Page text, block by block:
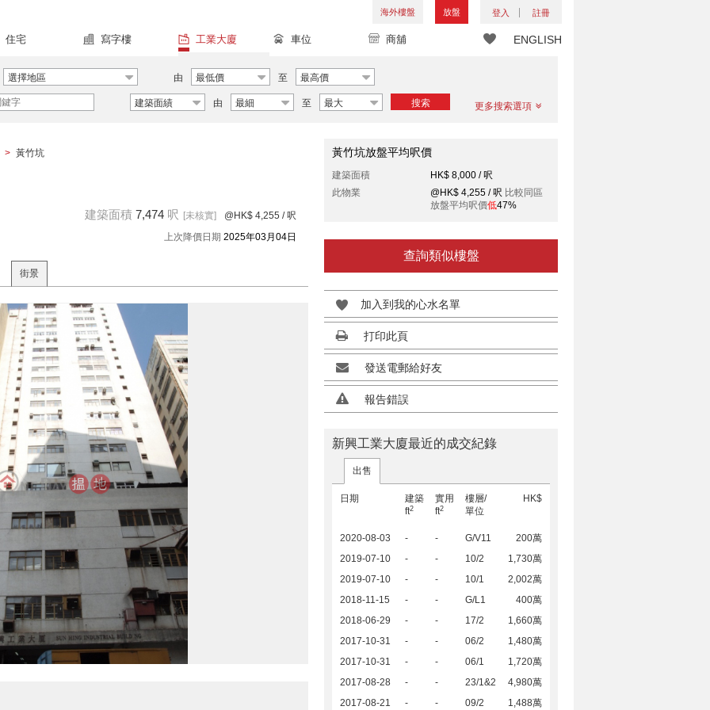
海外樓盤 放盤 登入 註冊
ENGLISH
住宅 寫字樓 工業大廈 車位 商舖
選擇地區 由 最低價 至 最高價
建築面績 由 最細 至 最大 搜索 更多搜索選項
> 黃竹坑
建築面積 7,474 呎 [未核實] @HK$ 4,255 / 呎
上次降價日期 2025年03月04日
街景
黃竹坑放盤平均呎價
建築面積
HK$ 8,000 / 呎
此物業
@HK$ 4,255 / 呎 比較同區
放盤平均呎價低47%
查詢類似樓盤
加入到我的心水名單
打印此頁
發送電郵給好友
報告錯誤
新興工業大廈最近的成交紀錄
出售
日期
建築
ft2
實用
ft2
樓層/
單位
HK$
2020-08-03 - - G/V11
200萬
2019-07-10
- - 10/2
1,730萬
2019-07-10
- - 10/1
2,002萬
2018-11-15
- - G/L1
400萬
2018-06-29
- - 17/2
1,660萬
2017-10-31
- - 06/2
1,480萬
2017-10-31
- - 06/1
1,720萬
2017-08-28
- - 23/1&2
4,980萬
2017-08-21
- - 09/2 1,488萬